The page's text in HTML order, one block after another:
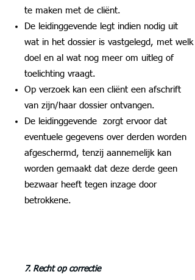
te maken met de cliënt.
De leidinggevende legt indien nodig uit
wat in het dossier is vastgelegd, met welk
doel en al wat nog meer om uitleg of
toelichting vraagt.
Op verzoek kan een cliënt een afschrift
van zijn/haar dossier ontvangen.
De leidinggevende zorgt ervoor dat
eventuele gegevens over derden worden
afgeschermd, tenzij aannemelijk kan
worden gemaakt dat deze derde geen
bezwaar heeft tegen inzage door
betrokkene.
7. Recht op correctie